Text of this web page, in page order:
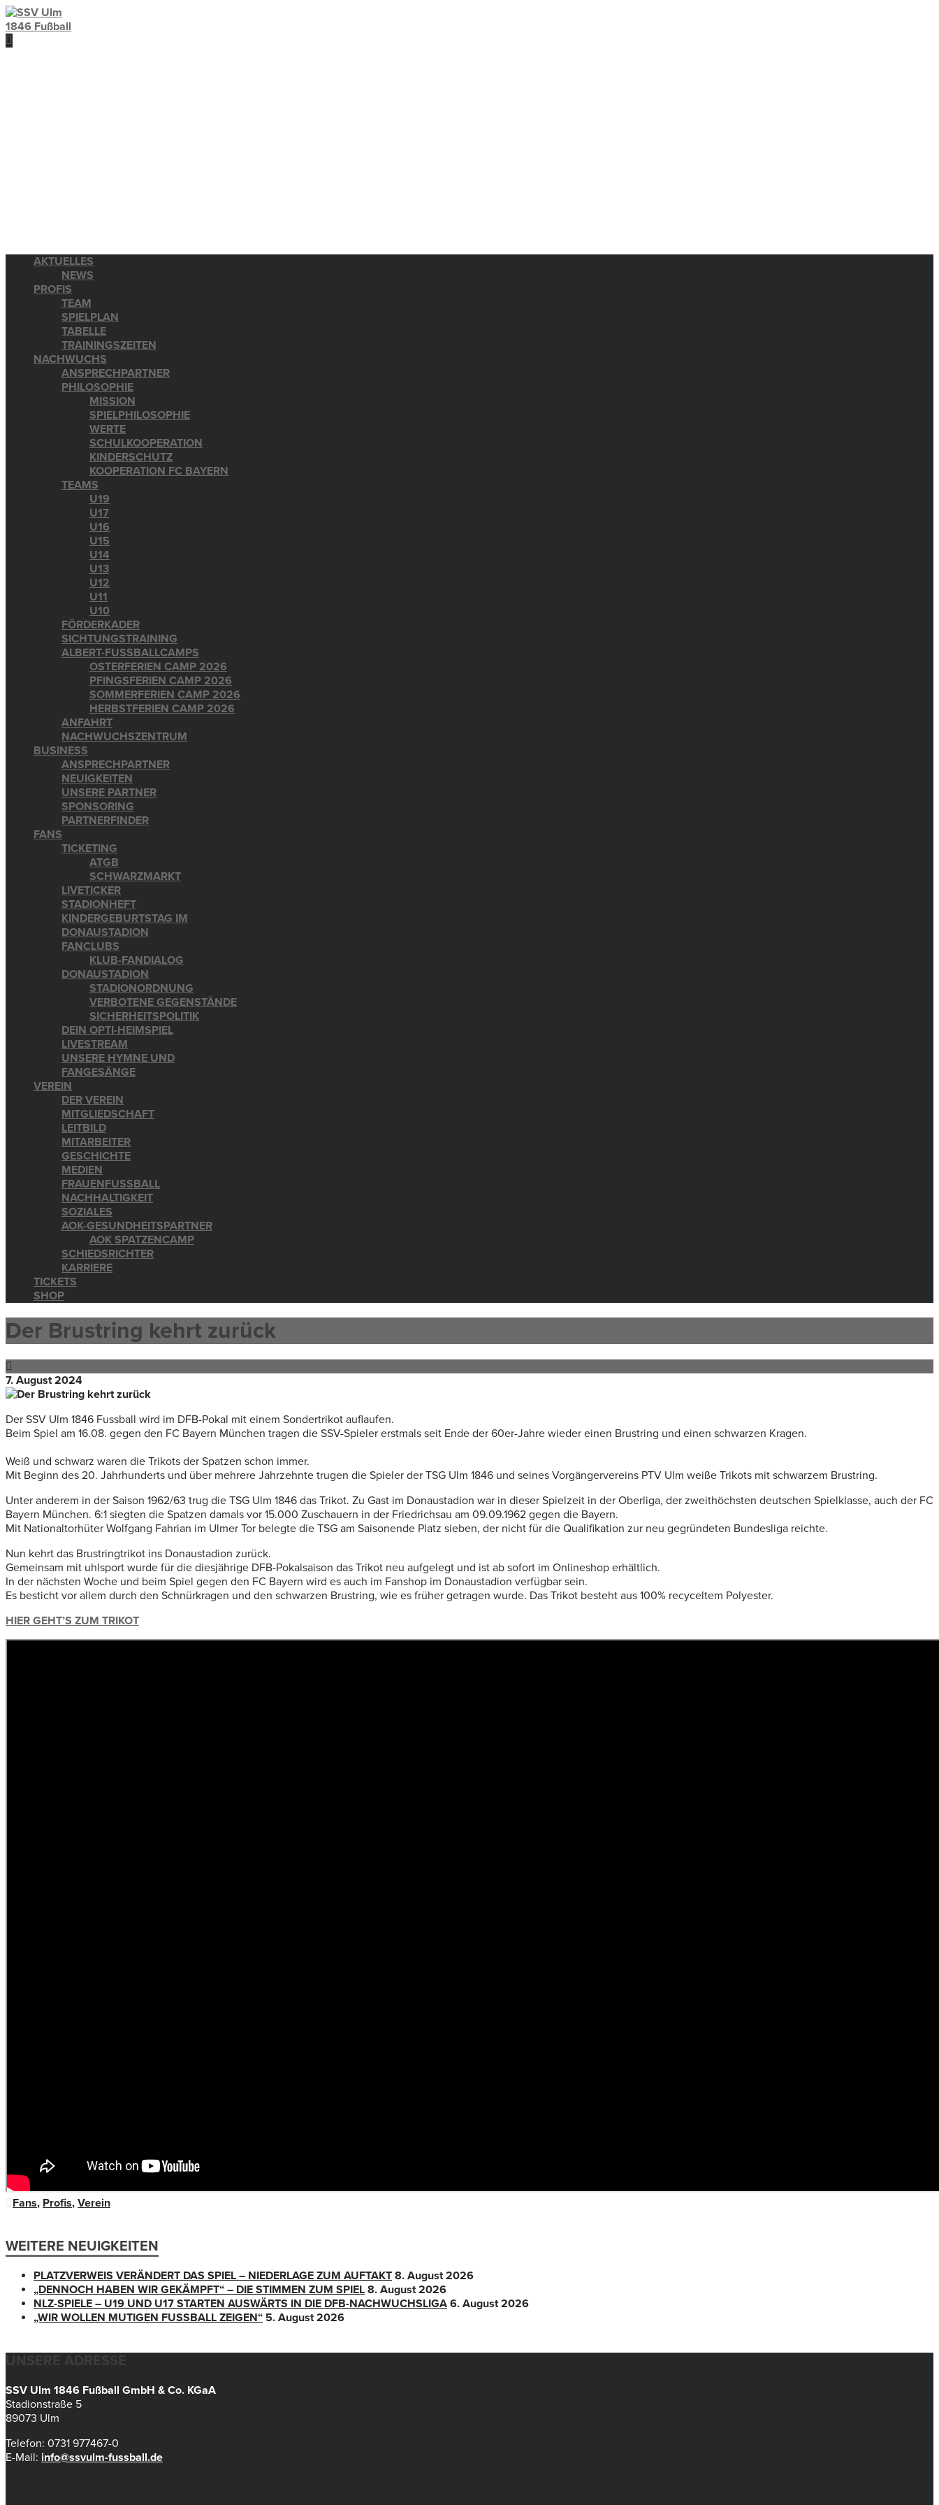
AKTUELLES
NEWS
PROFIS
TEAM
SPIELPLAN
TABELLE
TRAININGSZEITEN
NACHWUCHS
ANSPRECHPARTNER
PHILOSOPHIE
MISSION
SPIELPHILOSOPHIE
WERTE
SCHULKOOPERATION
KINDERSCHUTZ
KOOPERATION FC BAYERN
TEAMS
U19
U17
U16
U15
U14
U13
U12
U11
U10
FÖRDERKADER
SICHTUNGSTRAINING
ALBERT-FUSSBALLCAMPS
OSTERFERIEN CAMP 2026
PFINGSFERIEN CAMP 2026
SOMMERFERIEN CAMP 2026
HERBSTFERIEN CAMP 2026
ANFAHRT
NACHWUCHSZENTRUM
BUSINESS
ANSPRECHPARTNER
NEUIGKEITEN
UNSERE PARTNER
SPONSORING
PARTNERFINDER
FANS
TICKETING
ATGB
SCHWARZMARKT
LIVETICKER
STADIONHEFT
KINDERGEBURTSTAG IM
DONAUSTADION
FANCLUBS
KLUB-FANDIALOG
DONAUSTADION
STADIONORDNUNG
VERBOTENE GEGENSTÄNDE
SICHERHEITSPOLITIK
DEIN OPTI-HEIMSPIEL
LIVESTREAM
UNSERE HYMNE UND
FANGESÄNGE
VEREIN
DER VEREIN
MITGLIEDSCHAFT
LEITBILD
MITARBEITER
GESCHICHTE
MEDIEN
FRAUENFUSSBALL
NACHHALTIGKEIT
SOZIALES
AOK-GESUNDHEITSPARTNER
AOK SPATZENCAMP
SCHIEDSRICHTER
KARRIERE
TICKETS
SHOP
Der Brustring kehrt zurück
7. August 2024
Der SSV Ulm 1846 Fussball wird im DFB-Pokal mit einem Sondertrikot auflaufen.
Beim Spiel am 16.08. gegen den FC Bayern München tragen die SSV-Spieler erstmals seit Ende der 60er-Jahre wieder einen Brustring und einen schwarzen Kragen.
Weiß und schwarz waren die Trikots der Spatzen schon immer.
Mit Beginn des 20. Jahrhunderts und über mehrere Jahrzehnte trugen die Spieler der TSG Ulm 1846 und seines Vorgängervereins PTV Ulm weiße Trikots mit schwarzem Brustring.
Unter anderem in der Saison 1962/63 trug die TSG Ulm 1846 das Trikot. Zu Gast im Donaustadion war in dieser Spielzeit in der Oberliga, der zweithöchsten deutschen Spielklasse, auch der FC
Bayern München. 6:1 siegten die Spatzen damals vor 15.000 Zuschauern in der Friedrichsau am 09.09.1962 gegen die Bayern.
Mit Nationaltorhüter Wolfgang Fahrian im Ulmer Tor belegte die TSG am Saisonende Platz sieben, der nicht für die Qualifikation zur neu gegründeten Bundesliga reichte.
Nun kehrt das Brustringtrikot ins Donaustadion zurück.
Gemeinsam mit uhlsport wurde für die diesjährige DFB-Pokalsaison das Trikot neu aufgelegt und ist ab sofort im Onlineshop erhältlich.
In der nächsten Woche und beim Spiel gegen den FC Bayern wird es auch im Fanshop im Donaustadion verfügbar sein.
Es besticht vor allem durch den Schnürkragen und den schwarzen Brustring, wie es früher getragen wurde. Das Trikot besteht aus 100% recyceltem Polyester.
HIER GEHT’S ZUM TRIKOT
Fans, Profis, Verein
WEITERE NEUIGKEITEN
PLATZVERWEIS VERÄNDERT DAS SPIEL – NIEDERLAGE ZUM AUFTAKT 8. August 2026
„DENNOCH HABEN WIR GEKÄMPFT“ – DIE STIMMEN ZUM SPIEL 8. August 2026
NLZ-SPIELE – U19 UND U17 STARTEN AUSWÄRTS IN DIE DFB-NACHWUCHSLIGA 6. August 2026
„WIR WOLLEN MUTIGEN FUSSBALL ZEIGEN“
5. August 2026
UNSERE ADRESSE
SSV Ulm 1846 Fußball GmbH & Co. KGaA
Stadionstraße 5
89073 Ulm
Telefon: 0731 977467-0
E-Mail: info@ssvulm-fussball.de